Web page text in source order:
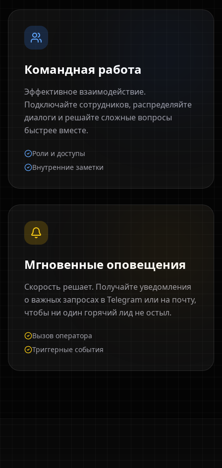
Командная работа
Эффективное взаимодействие.
Подключайте сотрудников, распределяйте
диалоги и решайте сложные вопросы
быстрее вместе.
Роли и доступы
Внутренние заметки
Мгновенные оповещения
Скорость решает. Получайте уведомления
о важных запросах в Telegram или на почту,
чтобы ни один горячий лид не остыл.
Вызов оператора
Триггерные события